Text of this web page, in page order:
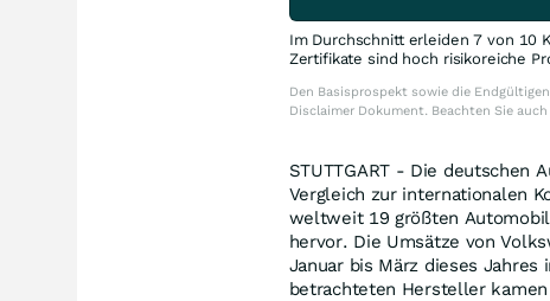
Im Durchschnitt erleiden 7 von 10
Zertifikate sind hoch risikoreiche
Den Basisprospekt sowie die
Disclaimer Dokument. Beachten Sie
STUTTGART - Die deutschen
Vergleich zur internationalen
weltweit 19 größten
hervor. Die Umsätze von
Januar bis März dieses
betrachteten Hersteller